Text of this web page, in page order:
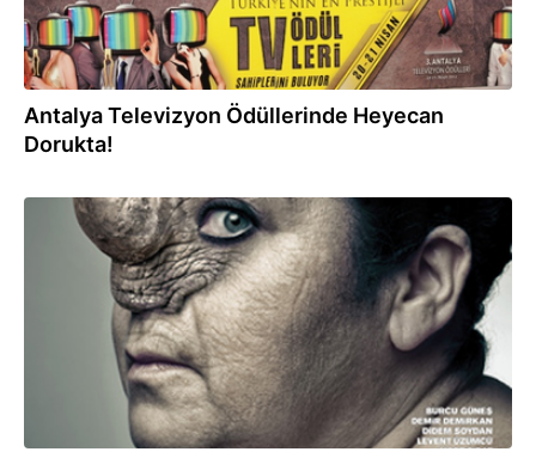
Antalya Televizyon Ödüllerinde Heyecan
Dorukta!
23.11.2011